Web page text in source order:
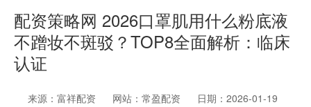
配资策略网 2026口罩肌用什么粉底液
不蹭妆不斑驳？TOP8全面解析：临床
认证
来源：富祥配资 网站：常盈配资
日期：2026-01-19